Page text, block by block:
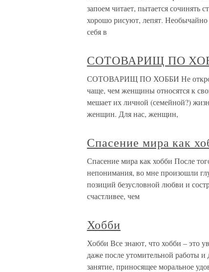
запоем читает, пытается сочинять
хорошо рисуют, лепят.
себя в
СОТОВАРИЩ ПО
СОТОВАРИЩ ПО ХОББИ Не открою
чаще, чем женщины относятся к
мешает их личной (семейной?)
женщин. Для нас, женщин,
Спасение мира как
Спасение мира как хобби После
непонимания, во мне произошли
позиций безусловной любви и
счастливее, чем
Хобби
Хобби Все знают, что хобби – это
даже после утомительной работы
занятие, приносящее моральное